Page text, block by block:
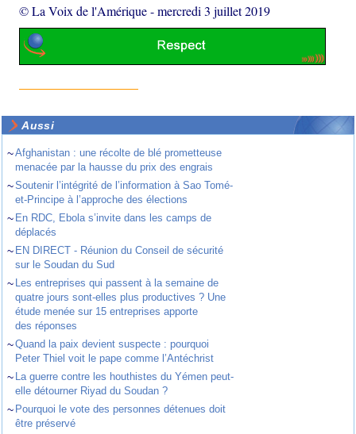
© La Voix de l'Amérique-mercredi 3 juillet 2019
Aussi
~Afghanistan : une récolte de blé prometteuse
menacée par la hausse du prix des engrais
~Soutenir l’intégrité de l’information à Sao Tomé-
et-Principe à l’approche des élections
~ En RDC, Ebola s’invite dans les camps de
déplacés
~ EN DIRECT - Réunion du Conseil de sécurité
sur le Soudan du Sud
~ Les entreprises qui passent à la semaine de
quatre jours sont-elles plus productives ? Une
étude menée sur 15 entreprises apporte
des réponses
~Quand la paix devient suspecte : pourquoi
Peter Thiel voit le pape comme l’Antéchrist
~ La guerre contre les houthistes du Yémen peut-
elle détourner Riyad du Soudan ?
~ Pourquoi le vote des personnes détenues doit
être préservé